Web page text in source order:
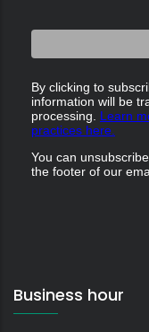
By clicking to
information will be
processing. Learn
practices here.
You can
the footer of our
Business hour